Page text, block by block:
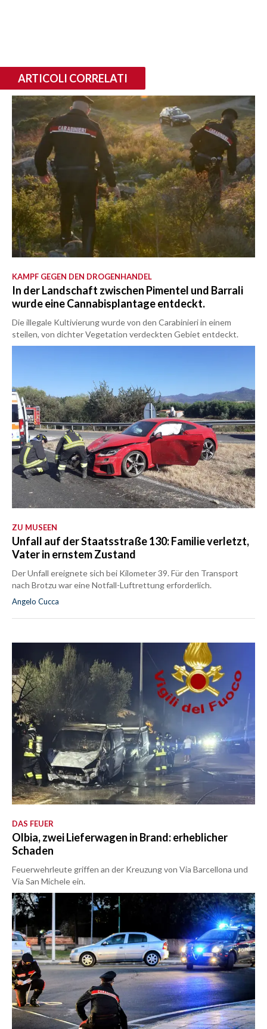
ARTICOLI CORRELATI
KAMPF GEGEN DEN DROGENHANDEL
In der Landschaft zwischen Pimentel und Barrali
wurde eine Cannabisplantage entdeckt.
Die illegale Kultivierung wurde von den Carabinieri in einem
steilen, von dichter Vegetation verdeckten Gebiet entdeckt.
ZU MUSEEN
Unfall auf der Staatsstraße 130: Familie verletzt,
Vater in ernstem Zustand
Der Unfall ereignete sich bei Kilometer 39. Für den Transport
nach Brotzu war eine Notfall-Luftrettung erforderlich.
Angelo Cucca
DAS FEUER
Olbia, zwei Lieferwagen in Brand: erheblicher
Schaden
Feuerwehrleute griffen an der Kreuzung von Via Barcellona und
Via San Michele ein.